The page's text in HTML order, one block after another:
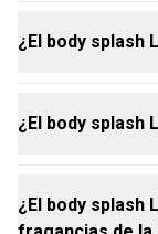
Como todo
para el día a
¿El body splash
Ninguno de
aroma único
¿El body splash
Sí. El body
¿El body splash